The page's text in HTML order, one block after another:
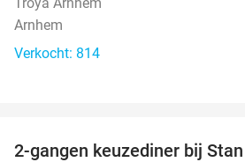
Arnhem
Verkocht: 814
2-gangen keuzediner bij